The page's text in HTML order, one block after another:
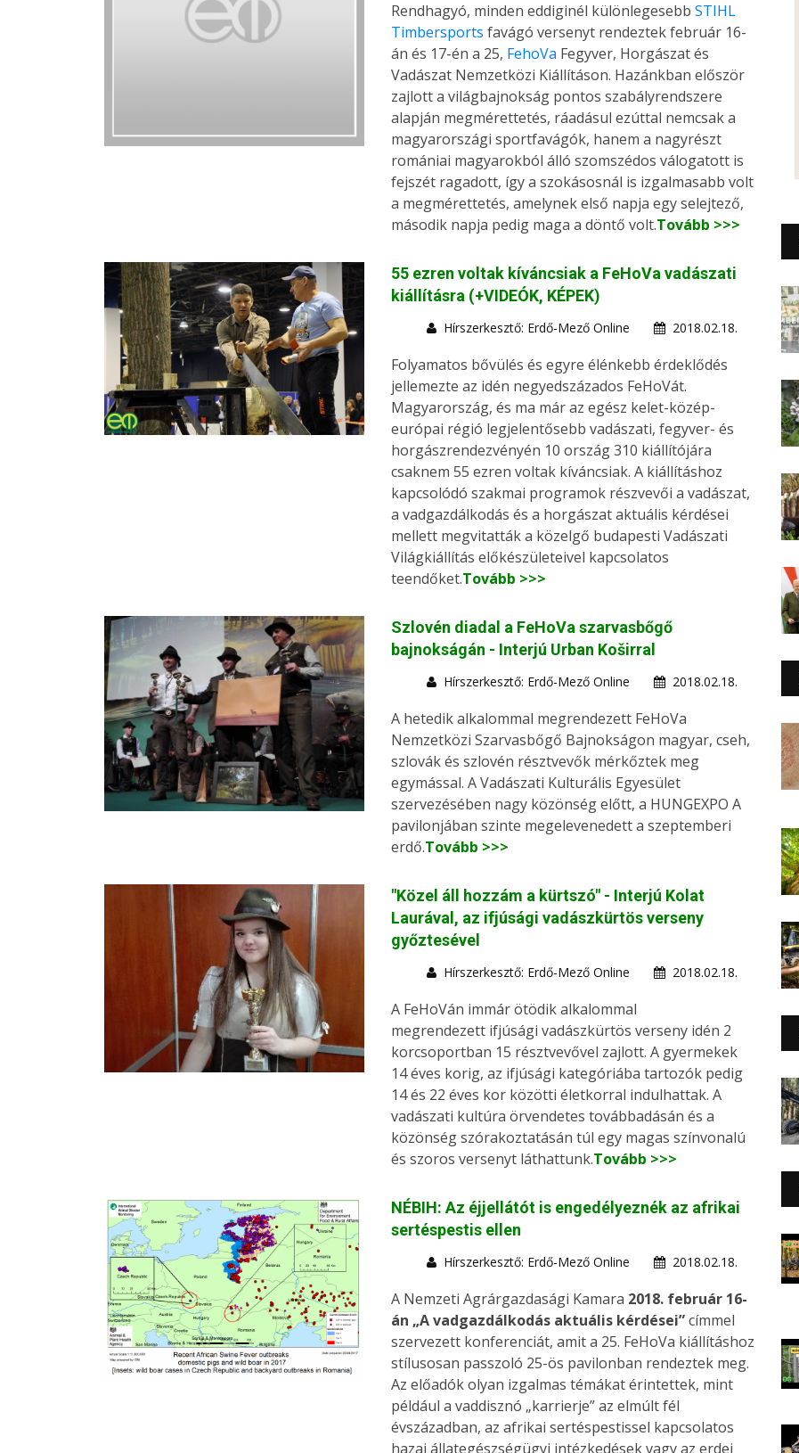
Rendhagyó, minden eddiginél különlegesebb STIHL
Timbersports favágó versenyt rendeztek február 16-
án és 17-én a 25, FehoVa Fegyver, Horgászat és
Vadászat Nemzetközi Kiállításon. Hazánkban először
zajlott a világbajnokság pontos szabályrendszere
alapján megmérettetés, ráadásul ezúttal nemcsak a
magyarországi sportfavágók, hanem a nagyrészt
romániai magyarokból álló szomszédos válogatott is
fejszét ragadott, így a szokásosnál is izgalmasabb volt
a megmérettetés, amelynek első napja egy selejtező,
második napja pedig maga a döntő volt.Tovább >>>
55 ezren voltak kíváncsiak a FeHoVa vadászati
kiállításra (+VIDEÓK, KÉPEK)
Hírszerkesztő: Erdő-Mező Online 2018.02.18.
Folyamatos bővülés és egyre élénkebb érdeklődés
jellemezte az idén negyedszázados FeHoVát.
Magyarország, és ma már az egész kelet-közép-
európai régió legjelentősebb vadászati, fegyver- és
horgászrendezvényén 10 ország 310 kiállítójára
csaknem 55 ezren voltak kíváncsiak. A kiállításhoz
kapcsolódó szakmai programok részvevői a vadászat,
a vadgazdálkodás és a horgászat aktuális kérdései
mellett megvitatták a közelgő budapesti Vadászati
Világkiállítás előkészületeivel kapcsolatos
teendőket.Tovább >>>
Szlovén diadal a FeHoVa szarvasbőgő
bajnokságán - Interjú Urban Koširral
Hírszerkesztő: Erdő-Mező Online 2018.02.18.
A hetedik alkalommal megrendezett FeHoVa
Nemzetközi Szarvasbőgő Bajnokságon magyar, cseh,
szlovák és szlovén résztvevők mérkőztek meg
egymással. A Vadászati Kulturális Egyesület
szervezésében nagy közönség előtt, a HUNGEXPO A
pavilonjában szinte megelevenedett a szeptemberi
erdő.Tovább >>>
"Közel áll hozzám a kürtszó" - Interjú Kolat
Laurával, az ifjúsági vadászkürtös verseny
győztesével
Hírszerkesztő: Erdő-Mező Online 2018.02.18.
A FeHoVán immár ötödik alkalommal
megrendezett ifjúsági vadászkürtös verseny idén 2
korcsoportban 15 résztvevővel zajlott. A gyermekek
14 éves korig, az ifjúsági kategóriába tartozók pedig
14 és 22 éves kor közötti életkorral indulhattak. A
vadászati kultúra örvendetes továbbadásán és a
közönség szórakoztatásán túl egy magas színvonalú
és szoros versenyt láthattunk.Tovább >>>
NÉBIH: Az éjjellátót is engedélyeznék az afrikai
sertéspestis ellen
Hírszerkesztő: Erdő-Mező Online 2018.02.18.
A Nemzeti Agrárgazdasági Kamara 2018. február 16-
án „A vadgazdálkodás aktuális kérdései”címmel
szervezett konferenciát, amit a 25. FeHoVa kiállításhoz
stílusosan passzoló 25-ös pavilonban rendeztek meg.
Az előadók olyan izgalmas témákat érintettek, mint
például a vaddisznó „karrierje” az elmúlt fél
évszázadban, az afrikai sertéspestissel kapcsolatos
hazai állategészségügyi intézkedések vagy az erdei